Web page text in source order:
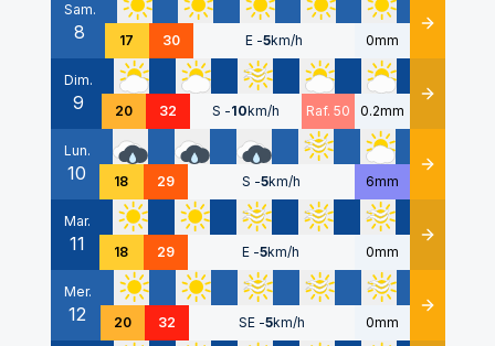
Sam.
8 17 30 E -5km/h 0mm Détails
Dim.
9 20 32 S -10km/h Raf. 50 0.2mm Détails
Lun.
10 18 29 S -5km/h 6mm Détails
Mar.
11 18 29 E -5km/h 0mm Détails
Mer.
12 20 32 SE -5km/h 0mm Détails